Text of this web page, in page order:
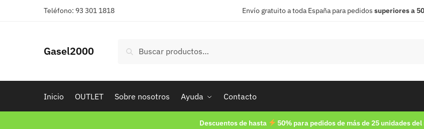
Teléfono: 93 301 1818 Envío gratuito a toda España para pedidos superiores a
Gasel2000
por:
Buscar
Inicio OUTLET Sobre nosotros Ayuda Contacto
Descuentos de hasta 50% para pedidos de más de 25 unidades